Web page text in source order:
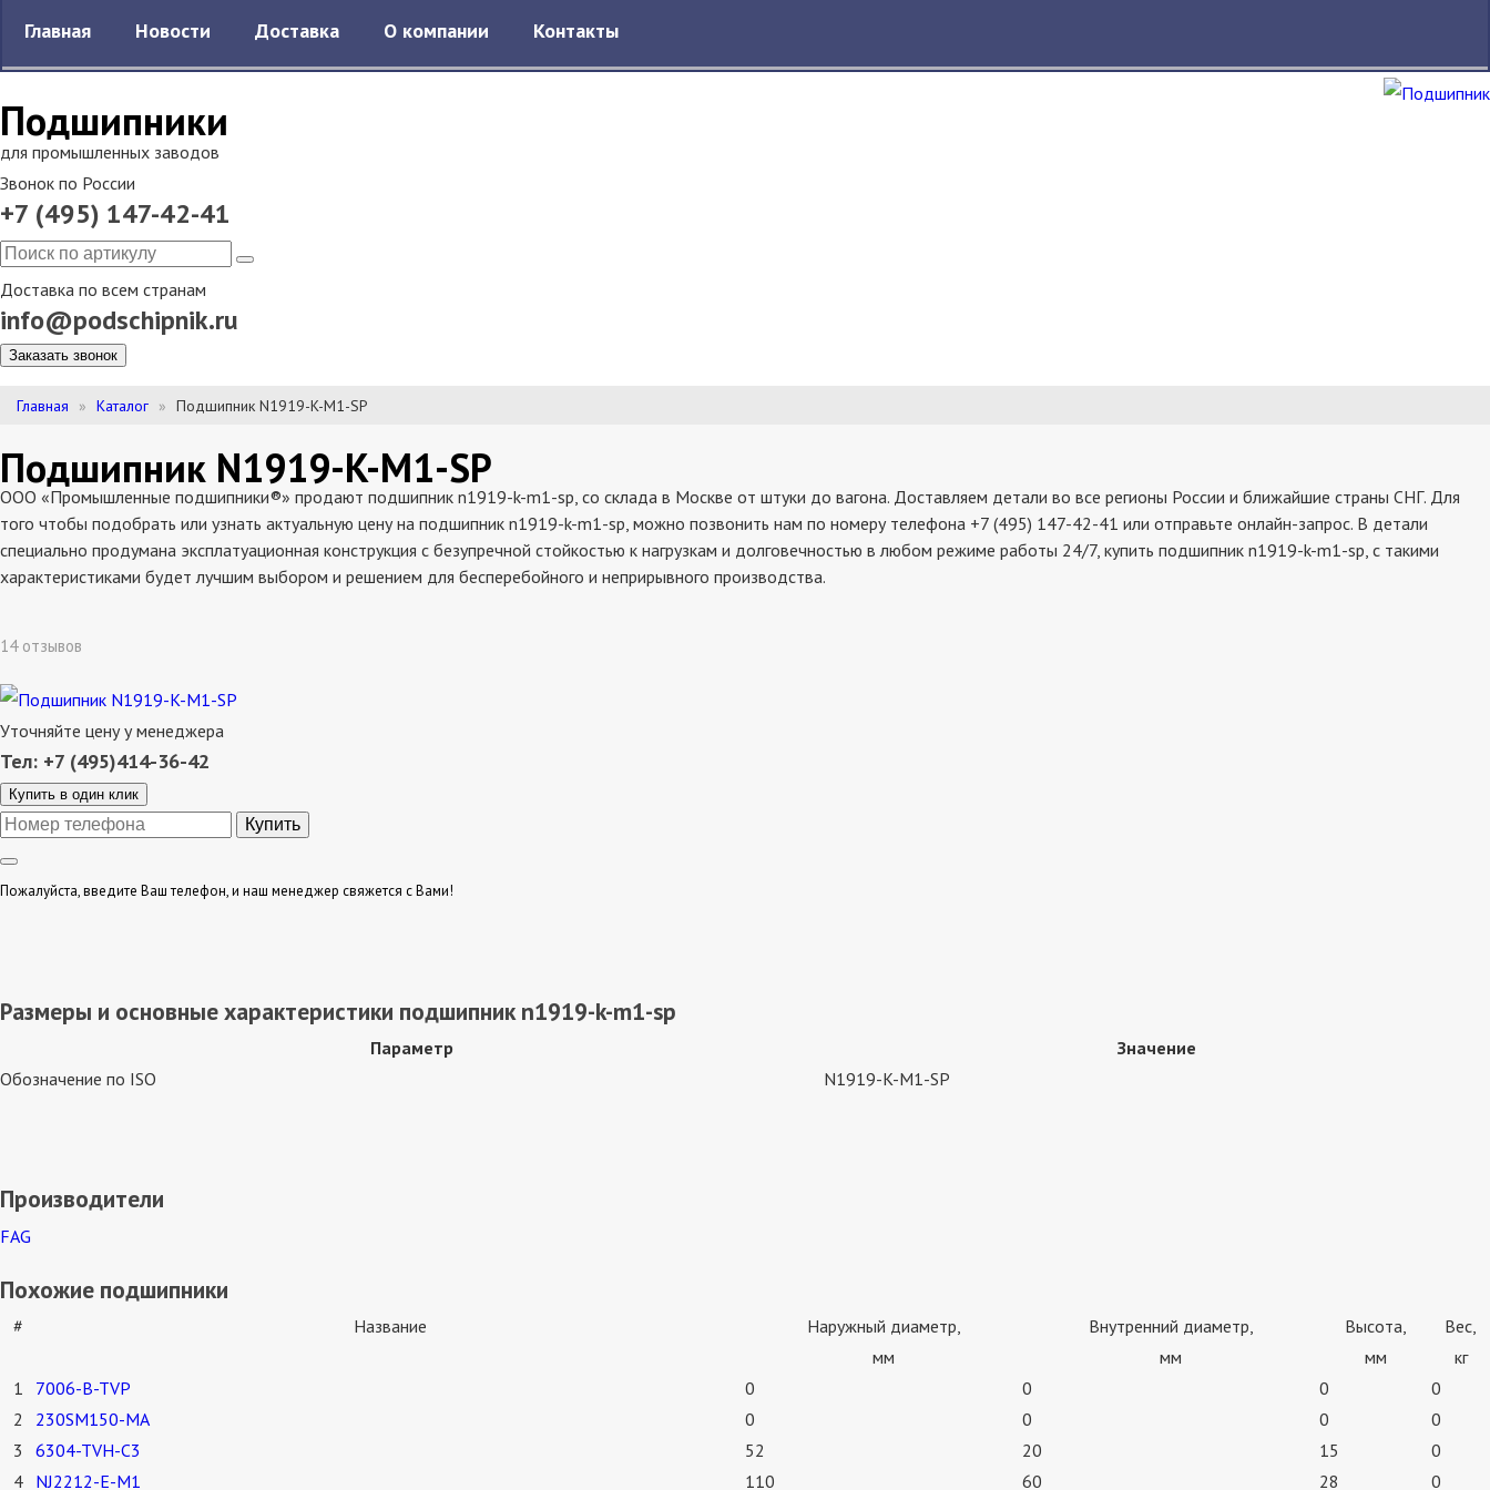
Подшипники
для промышленных заводов
Звонок по России
+7 (495) 147-42-41
Доставка по всем странам
info@podschipnik.ru
Заказать звонок
Главная Новости Доставка О компании Контакты
Главная Каталог Подшипник N1919-K-M1-SP
Подшипник N1919-K-M1-SP
ООО «Промышленные подшипники®» продают подшипник n1919-k-m1-sp, со склада в Москве от штуки до вагона. Доставляем детали во все регионы России и ближайшие страны СНГ. Для
того чтобы подобрать или узнать актуальную цену на подшипник n1919-k-m1-sp, можно позвонить нам по номеру телефона +7 (495) 147-42-41 или отправьте онлайн-запрос. В детали
специально продумана эксплатуационная конструкция с безупречной стойкостью к нагрузкам и долговечностью в любом режиме работы 24/7, купить подшипник n1919-k-m1-sp, с такими
характеристиками будет лучшим выбором и решением для бесперебойного и неприрывного производства.
14 отзывов
Уточняйте цену у менеджера
Тел: +7 (495)414-36-42
Купить в один клик
Пожалуйста, введите Ваш телефон, и наш менеджер свяжется с Вами!
Размеры и основные характеристики подшипник n1919-k-m1-sp
Параметр
Значение
Обозначение по ISO
N1919-K-M1-SP
Производители
FAG
Похожие подшипники
# Название
Наружный диаметр,
мм
Внутренний диаметр,
мм
Высота,
мм
Вес,
кг
1
7006-B-TVP 0 0 0
0
2
230SM150-MA 0 0 0
0
3
6304-TVH-C3 52 20 15
0
4
NJ2212-E-M1 110 60 28
0